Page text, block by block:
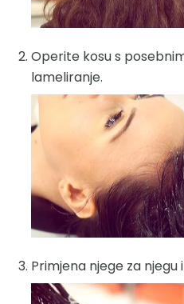
Operite kosu s
lameliranje.
Primjena njege za njegu